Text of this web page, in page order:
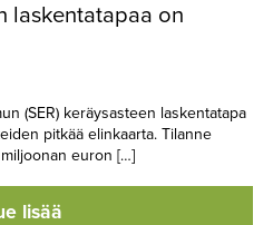
laskentatapaa on
(SER) keräysasteen laskentatapa
pitkää elinkaarta. Tilanne
euron […]
lisää